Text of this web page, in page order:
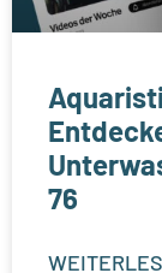
76